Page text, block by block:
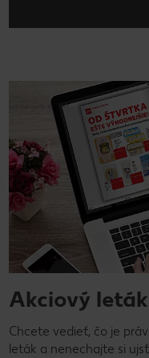
Akciový leták
Chcete vedieť, čo je
leták a nenechajte si